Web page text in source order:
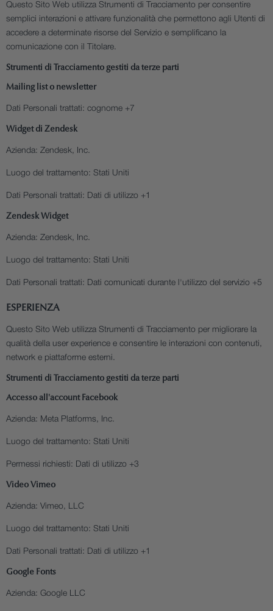
Questo Sito Web utilizza Strumenti di Tracciamento per consentire
semplici interazioni e attivare funzionalità che permettono agli Utenti di
accedere a determinate risorse del Servizio e semplificano la
comunicazione con il Titolare.
Strumenti di Tracciamento gestiti da terze parti
Mailing list o newsletter
Dati Personali trattati: cognome +7
Widget di Zendesk
Azienda: Zendesk, Inc.
Luogo del trattamento: Stati Uniti
Dati Personali trattati: Dati di utilizzo +1
Zendesk Widget
Azienda: Zendesk, Inc.
Luogo del trattamento: Stati Uniti
Dati Personali trattati: Dati comunicati durante l'utilizzo del servizio +5
ESPERIENZA
Questo Sito Web utilizza Strumenti di Tracciamento per migliorare la
qualità della user experience e consentire le interazioni con contenuti,
network e piattaforme esterni.
Strumenti di Tracciamento gestiti da terze parti
Accesso all'account Facebook
Azienda: Meta Platforms, Inc.
Luogo del trattamento: Stati Uniti
Permessi richiesti: Dati di utilizzo +3
Video Vimeo
Azienda: Vimeo, LLC
Luogo del trattamento: Stati Uniti
Dati Personali trattati: Dati di utilizzo +1
Google Fonts
Azienda: Google LLC